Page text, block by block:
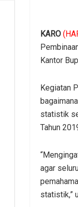
KARO
Kantor
Kegiatan
statistik
Tahun
agar
statistik,”